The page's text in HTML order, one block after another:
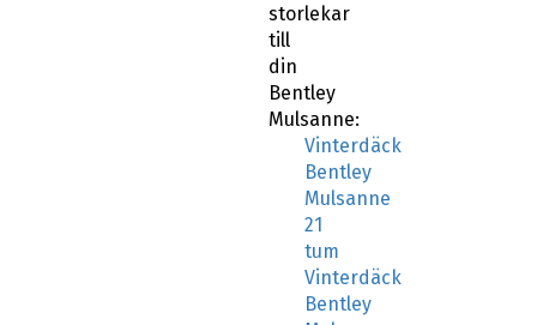
storlekar
till
din
Bentley
Mulsanne:
Vinterdäck
Bentley
Mulsanne
21
tum
Vinterdäck
Bentley